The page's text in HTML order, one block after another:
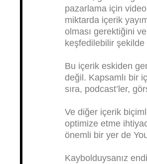
pazarlama için video
miktarda içerik
olması gerektiğini
keşfedilebilir
Bu içerik eskiden
değil. Kapsamlı bir
sıra, podcast’ler,
Ve diğer içerik
optimize etme
önemli bir yer de
Kaybolduysanız